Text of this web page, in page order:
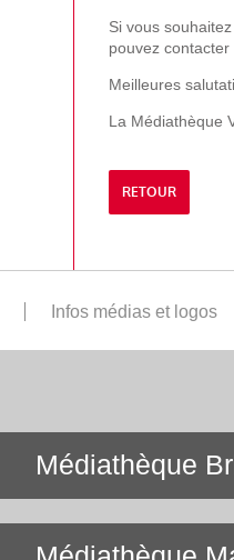
Si vous
pouvez contacter
Meilleures
La Médiathèque
RETOUR
Infos médias et logos
Médiathèque